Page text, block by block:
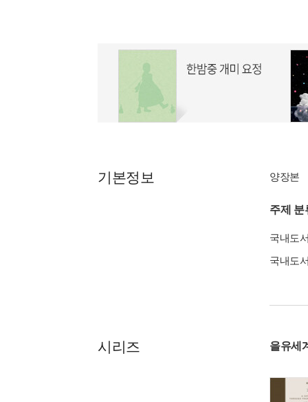
기본정보 양장본
주제 분
국내도
국내도
시리즈 을유세